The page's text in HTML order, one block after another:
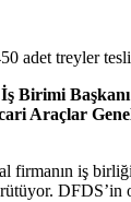
adet treyler
Birimi
Araçlar
iş
DFDS’in